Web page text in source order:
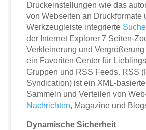
Druckeinstellungen wie das
von Webseiten an Druckformate
Werkzeugleiste integrierte Suche
der Internet Explorer 7 Seiten-
Verkleinerung und
ein Favoriten Center für
Gruppen und RSS Feeds. RSS
Syndication) ist ein XML-
Sammeln und Verteilen von
Nachrichten, Magazine und
Dynamische Sicherheit